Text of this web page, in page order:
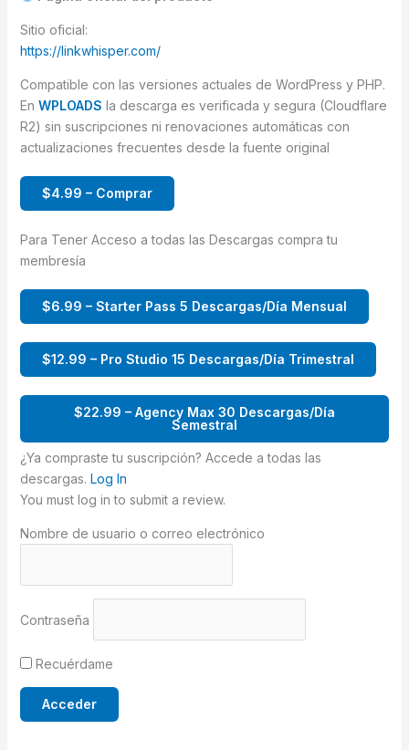
Sitio oficial:
https://linkwhisper.com/
Compatible con las versiones actuales de WordPress y PHP.
En WPLOADS la descarga es verificada y segura (Cloudflare
R2) sin suscripciones ni renovaciones automáticas con
actualizaciones frecuentes desde la fuente original
$4.99 – Comprar
Para Tener Acceso a todas las Descargas compra tu
membresía
$6.99 – Starter Pass 5 Descargas/Día Mensual
$12.99 – Pro Studio 15 Descargas/Día Trimestral
$22.99 – Agency Max 30 Descargas/Día
Semestral
¿Ya compraste tu suscripción? Accede a todas las
descargas. Log In
You must log in to submit a review.
Nombre de usuario o correo electrónico
Contraseña
Recuérdame